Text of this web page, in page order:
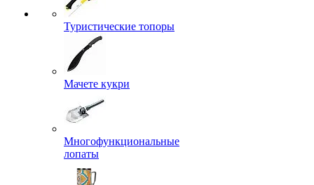
Туристические топоры
Мачете кукри
Многофункциональные
лопаты